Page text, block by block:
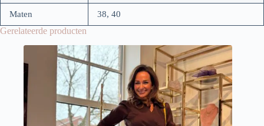
Maten 38, 40
Gerelateerde producten